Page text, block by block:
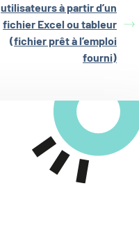
utilisateurs à partir d’un
fichier Excel ou tableur
(fichier prêt à l’emploi
fourni)